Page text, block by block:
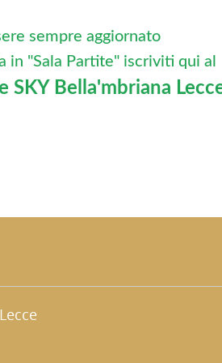
sempre aggiornato
in "Sala Partite" iscriviti qui al
SKY Bella'mbriana